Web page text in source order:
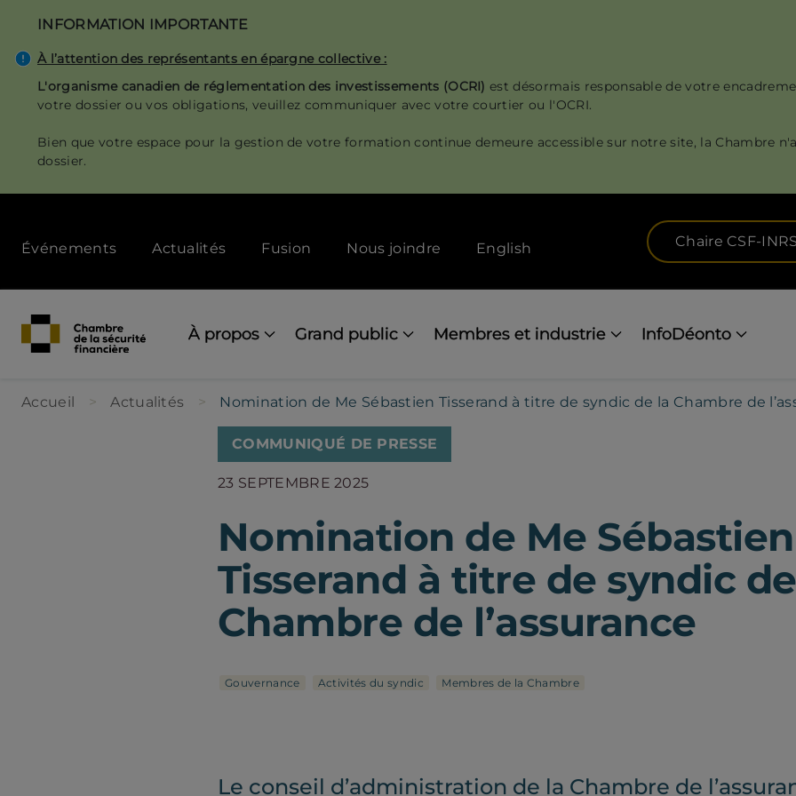
contenu
INFORMATION IMPORTANTE
À l’attention des représentants en épargne collective :
L'organisme canadien de réglementation des investissements (OCRI)est désormais responsable de votre
votre dossier ou vos obligations, veuillez communiquer avec votre courtier ou l'OCRI.
Bien que votre espace pour la gestion de votre formation continue demeure accessible sur notre site, la Chambre
dossier.
menu
[Desktop]
Événements Actualités Fusion Nous joindre English Chaire CSF-INRS
navigation
À propos Grand public Membres et industrie InfoDéonto
Accueil Actualités Nomination de Me Sébastien Tisserand à titre de syndic de la Chambre de
COMMUNIQUÉ DE PRESSE
23 SEPTEMBRE 2025
Nomination de Me Sébastien
Tisserand à titre de syndic
Chambre de l’assurance
Gouvernance Activités du syndic Membres de la Chambre
Le conseil d’administration de la Chambre de